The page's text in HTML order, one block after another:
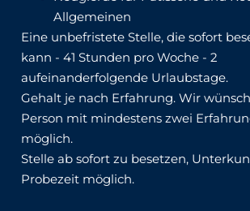
Allgemeinen
Eine unbefristete Stelle, die sofort
kann - 41 Stunden pro Woche - 2
aufeinanderfolgende Urlaubstage.
Gehalt je nach Erfahrung. Wir
Person mit mindestens zwei
möglich.
Stelle ab sofort zu besetzen,
Probezeit möglich.